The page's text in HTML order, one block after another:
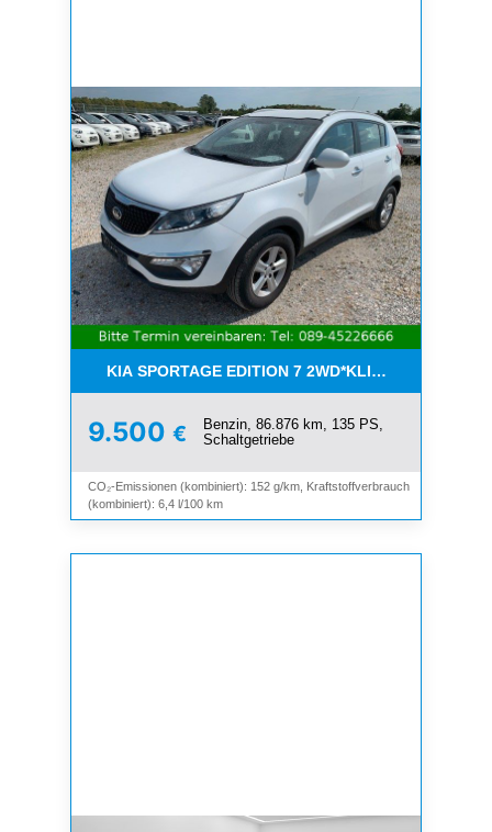
KIA SPORTAGE EDITION 7
9.500 €
Benzin, 86.876 km, 135 PS,
Schaltgetriebe
CO₂-Emissionen (kombiniert): 152 g/km, Kraftstoffverbrauch
(kombiniert): 6,4 l/100 km